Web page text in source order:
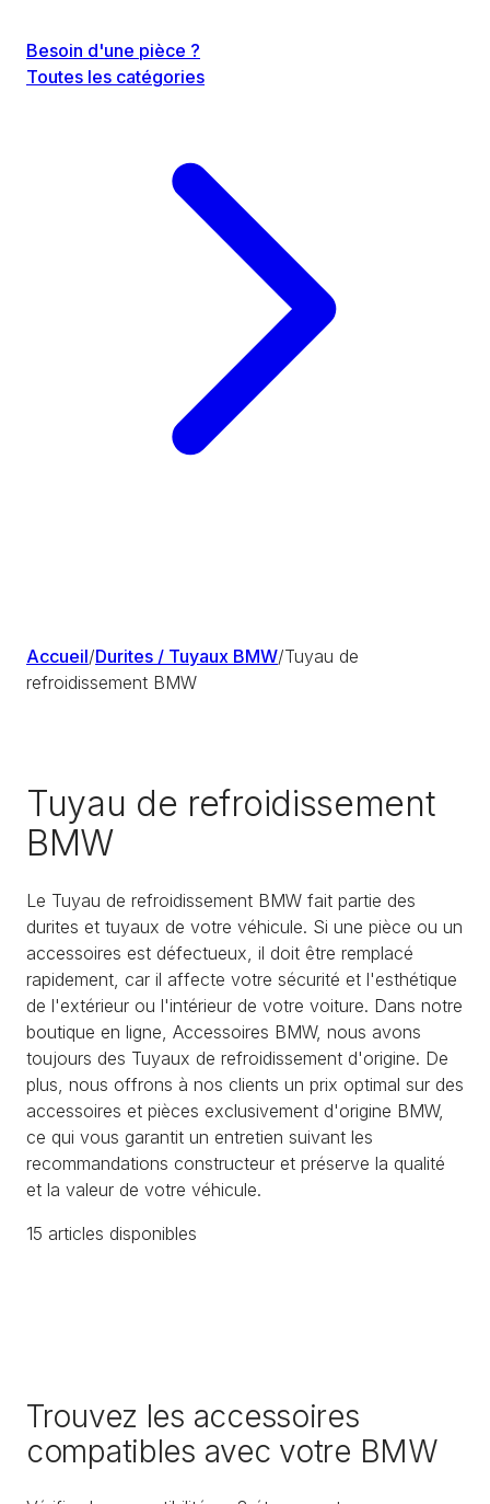
Besoin d'une pièce ?
Toutes les catégories
Accueil/Durites / Tuyaux BMW/Tuyau de
refroidissement BMW
Tuyau de refroidissement
BMW
Le Tuyau de refroidissement BMW fait partie des
durites et tuyaux de votre véhicule. Si une pièce ou un
accessoires est défectueux, il doit être remplacé
rapidement, car il affecte votre sécurité et l'esthétique
de l'extérieur ou l'intérieur de votre voiture. Dans notre
boutique en ligne, Accessoires BMW, nous avons
toujours des Tuyaux de refroidissement d'origine. De
plus, nous offrons à nos clients un prix optimal sur des
accessoires et pièces exclusivement d'origine BMW,
ce qui vous garantit un entretien suivant les
recommandations constructeur et préserve la qualité
et la valeur de votre véhicule.
15 articles disponibles
Trouvez les accessoires
compatibles avec votre BMW